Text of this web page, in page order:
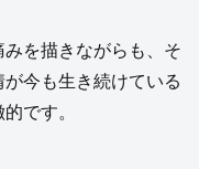
を描きながらも、そ
今も生き続けている
です。